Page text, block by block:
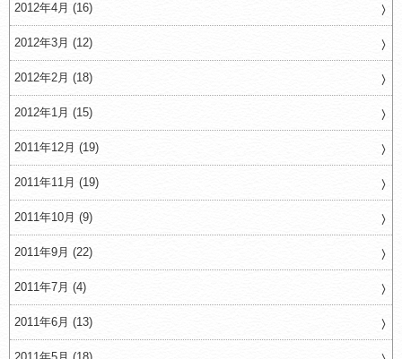
2012年4月 (16)
2012年3月 (12)
2012年2月 (18)
2012年1月 (15)
2011年12月 (19)
2011年11月 (19)
2011年10月 (9)
2011年9月 (22)
2011年7月 (4)
2011年6月 (13)